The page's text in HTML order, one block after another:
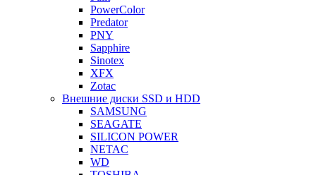
PowerColor
Predator
PNY
Sapphire
Sinotex
XFX
Zotac
Внешние диски SSD и HDD
SAMSUNG
SEAGATE
SILICON POWER
NETAC
WD